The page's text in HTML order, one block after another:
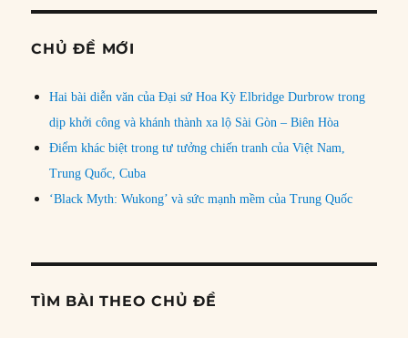
CHỦ ĐỀ MỚI
Hai bài diễn văn của Đại sứ Hoa Kỳ Elbridge Durbrow trong
dịp khởi công và khánh thành xa lộ Sài Gòn – Biên Hòa
Điểm khác biệt trong tư tưởng chiến tranh của Việt Nam,
Trung Quốc, Cuba
‘Black Myth: Wukong’ và sức mạnh mềm của Trung Quốc
TÌM BÀI THEO CHỦ ĐỀ